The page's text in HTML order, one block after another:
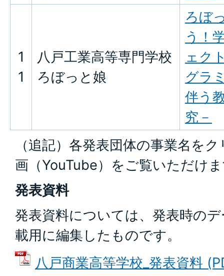
1
1
八戸工業高等専門学校
ろぼっと娘
ろぼ
う！
ェク
グラ
伴う
究－
（追記）各発表団体の事業名を
画（YouTube）をご覧いただけ
発表資料
発表資料については、発表時の
載用に編集したものです。
八戸商業高等学校_発表資料